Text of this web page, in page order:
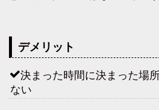
デメリット
決まった時間に決まった場
ない